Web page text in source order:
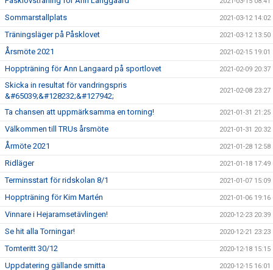
Sommarstallplats 2021-03-12 14:02
Träningsläger på Påsklovet 2021-03-12 13:50
Årsmöte 2021 2021-02-15 19:01
Hoppträning för Ann Langaard på sportlovet 2021-02-09 20:37
Skicka in resultat för vandringspris
&#65039;&#128232;&#127942;
2021-02-08 23:27
Ta chansen att uppmärksamma en torning! 2021-01-31 21:25
Välkommen till TRUs årsmöte 2021-01-31 20:32
Årmöte 2021 2021-01-28 12:58
Ridläger 2021-01-18 17:49
Terminsstart för ridskolan 8/1 2021-01-07 15:09
Hoppträning för Kim Martén 2021-01-06 19:16
Vinnare i Hejaramsetävlingen! 2020-12-23 20:39
Se hit alla Torningar! 2020-12-21 23:23
Tomteritt 30/12 2020-12-18 15:15
Uppdatering gällande smitta 2020-12-15 16:01